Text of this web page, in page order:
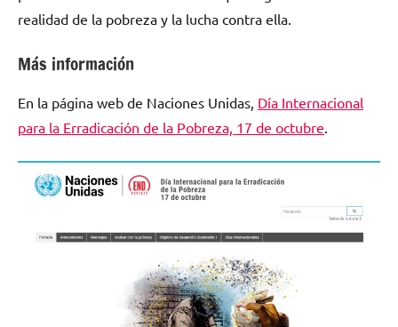
realidad de la pobreza y la lucha contra ella.
Más información
En la página web de Naciones Unidas, Día Internacional
para la Erradicación de la Pobreza, 17 de octubre.